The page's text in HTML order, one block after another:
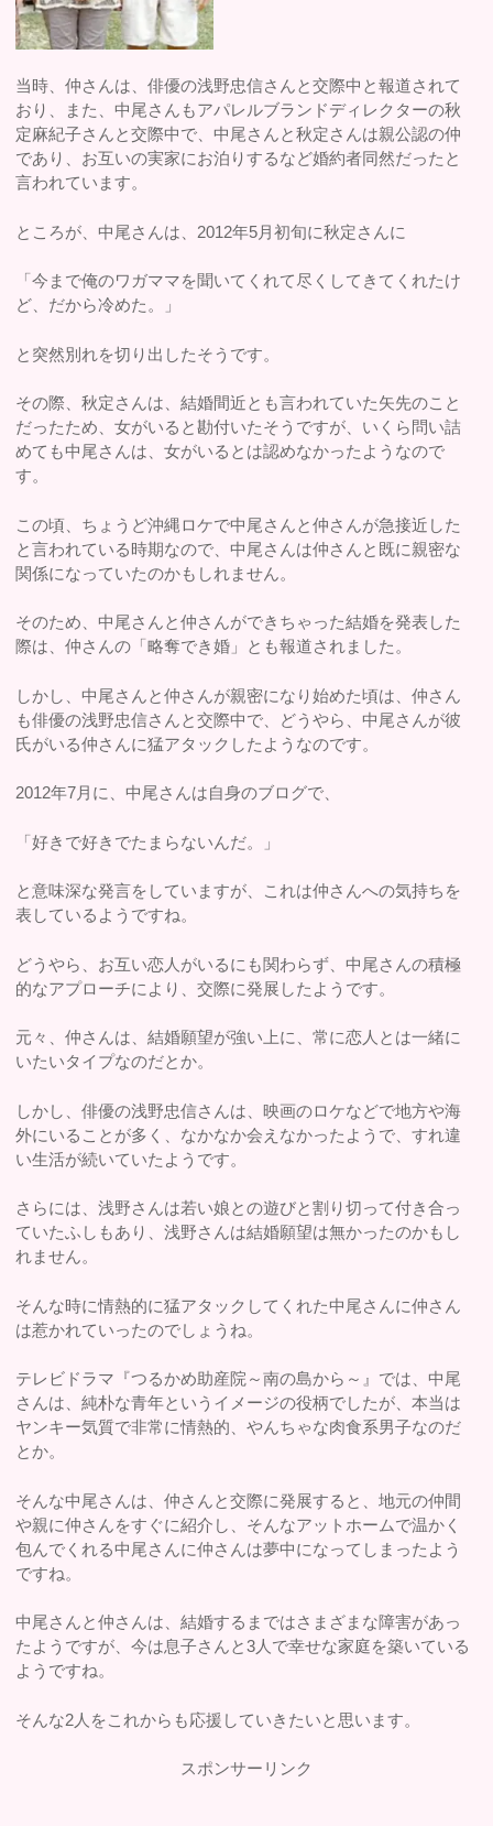
当時、仲さんは、俳優の浅野忠信さんと交際中と報道されて
おり、また、中尾さんもアパレルブランドディレクターの秋
定麻紀子さんと交際中で、中尾さんと秋定さんは親公認の仲
であり、お互いの実家にお泊りするなど婚約者同然だったと
言われています。
ところが、中尾さんは、2012年5月初旬に秋定さんに
「今まで俺のワガママを聞いてくれて尽くしてきてくれたけ
ど、だから冷めた。」
と突然別れを切り出したそうです。
その際、秋定さんは、結婚間近とも言われていた矢先のこと
だったため、女がいると勘付いたそうですが、いくら問い詰
めても中尾さんは、女がいるとは認めなかったようなので
す。
この頃、ちょうど沖縄ロケで中尾さんと仲さんが急接近した
と言われている時期なので、中尾さんは仲さんと既に親密な
関係になっていたのかもしれません。
そのため、中尾さんと仲さんができちゃった結婚を発表した
際は、仲さんの「略奪でき婚」とも報道されました。
しかし、中尾さんと仲さんが親密になり始めた頃は、仲さん
も俳優の浅野忠信さんと交際中で、どうやら、中尾さんが彼
氏がいる仲さんに猛アタックしたようなのです。
2012年7月に、中尾さんは自身のブログで、
「好きで好きでたまらないんだ。」
と意味深な発言をしていますが、これは仲さんへの気持ちを
表しているようですね。
どうやら、お互い恋人がいるにも関わらず、中尾さんの積極
的なアプローチにより、交際に発展したようです。
元々、仲さんは、結婚願望が強い上に、常に恋人とは一緒に
いたいタイプなのだとか。
しかし、俳優の浅野忠信さんは、映画のロケなどで地方や海
外にいることが多く、なかなか会えなかったようで、すれ違
い生活が続いていたようです。
さらには、浅野さんは若い娘との遊びと割り切って付き合っ
ていたふしもあり、浅野さんは結婚願望は無かったのかもし
れません。
そんな時に情熱的に猛アタックしてくれた中尾さんに仲さん
は惹かれていったのでしょうね。
テレビドラマ『つるかめ助産院～南の島から～』では、中尾
さんは、純朴な青年というイメージの役柄でしたが、本当は
ヤンキー気質で非常に情熱的、やんちゃな肉食系男子なのだ
とか。
そんな中尾さんは、仲さんと交際に発展すると、地元の仲間
や親に仲さんをすぐに紹介し、そんなアットホームで温かく
包んでくれる中尾さんに仲さんは夢中になってしまったよう
ですね。
中尾さんと仲さんは、結婚するまではさまざまな障害があっ
たようですが、今は息子さんと3人で幸せな家庭を築いている
ようですね。
そんな2人をこれからも応援していきたいと思います。
スポンサーリンク